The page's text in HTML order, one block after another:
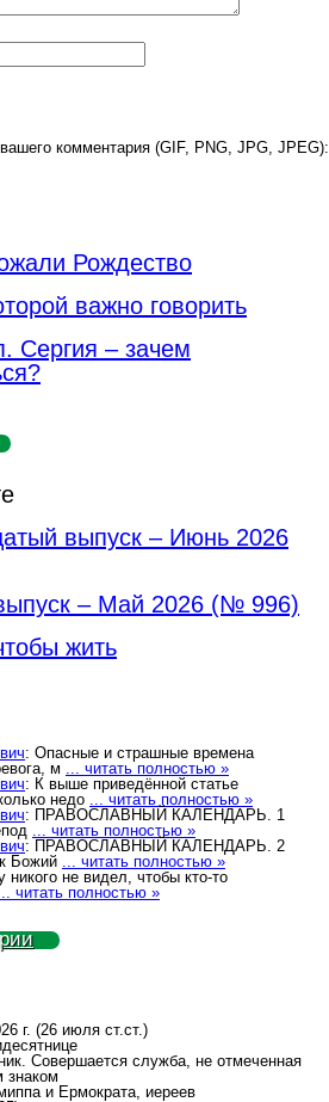
комментария (GIF, PNG, JPG, JPEG):
Рождество
важно говорить
Сергия – зачем
выпуск – Июнь 2026
– Май 2026 (№ 996)
жить
: Опасные и страшные времена
м ... читать полностью »
: К выше приведённой статье
недо ... читать полностью »
: ПРАВОСЛАВНЫЙ КАЛЕНДАРЬ. 1
... читать полностью »
: ПРАВОСЛАВНЫЙ КАЛЕНДАРЬ. 2
Божий ... читать полностью »
никого не видел, чтобы кто-то
читать полностью »
г. (26 июля ст.ст.)
и Ермократа, иереев